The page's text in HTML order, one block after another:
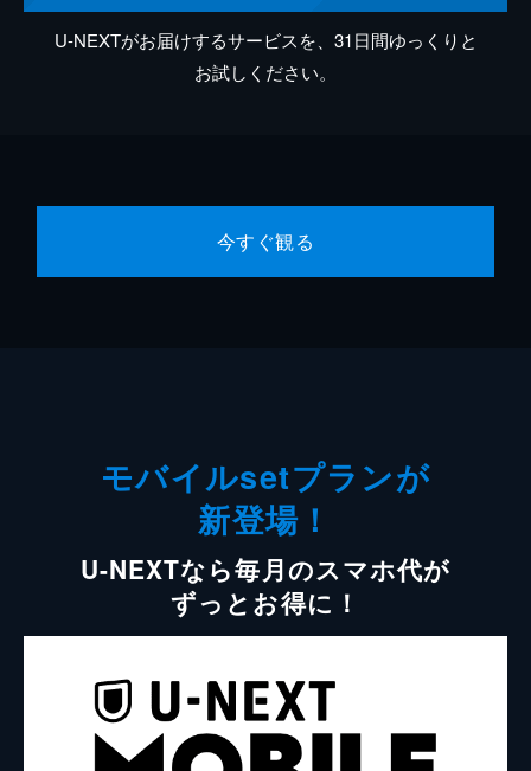
U-NEXTがお届けするサービスを、31日間ゆっくりと
お試しください。
今すぐ観る
モバイルsetプランが
新登場！
U-NEXTなら毎月のスマホ代が
ずっとお得に！